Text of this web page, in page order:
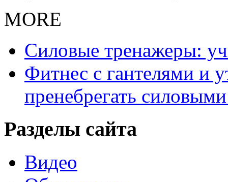
MORE
Силовые тренажеры:
Фитнес с гантелями и
пренебрегать
Разделы сайта
Видео